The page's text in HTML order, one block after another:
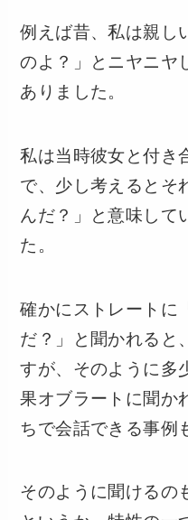
例えば昔、私は親し
のよ？」とニヤニヤ
ありました。
私は当時彼女と付き
で、少し考えるとそ
んだ？」と意味して
た。
確かにストレートに
だ？」と聞かれると
すが、そのように多
果オブラートに聞か
ちで会話できる事例
そのように聞けるの